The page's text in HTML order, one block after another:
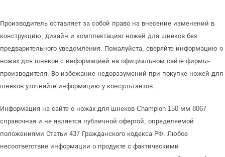
Производитель оставляет за собой право на внесение изменений в
конструкцию, дизайн и комплектацию ножей для шнеков без
предварительного уведомления. Пожалуйста, сверяйте информацию о
ножах для шнеков с информацией на официальном сайте фирмы-
производителя. Во избежание недоразумений при покупке ножей для
шнеков уточняйте информацию у консультантов.
Информация на сайте о ножах для шнеков Champion 150 мм 8067
справочная и не является публичной офертой, определяемой
положениями Статьи 437 Гражданского кодекса РФ. Любое
несоответствие информации о продукте с фактическими